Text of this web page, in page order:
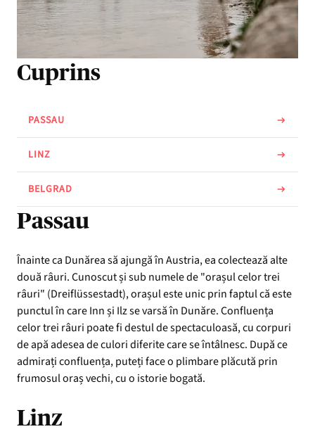
Cuprins
PASSAU
LINZ
BELGRAD
Passau
Înainte ca Dunărea să ajungă în Austria, ea colectează alte
două râuri. Cunoscut și sub numele de "orașul celor trei
râuri" (Dreiflüssestadt), orașul este unic prin faptul că este
punctul în care Inn și Ilz se varsă în Dunăre. Confluența
celor trei râuri poate fi destul de spectaculoasă, cu corpuri
de apă adesea de culori diferite care se întâlnesc. După ce
admirați confluența, puteți face o plimbare plăcută prin
frumosul oraș vechi, cu o istorie bogată.
Linz